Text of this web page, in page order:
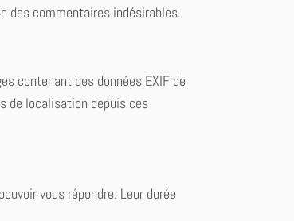
des commentaires indésirables.
contenant des données EXIF de
de localisation depuis ces
vous répondre. Leur durée